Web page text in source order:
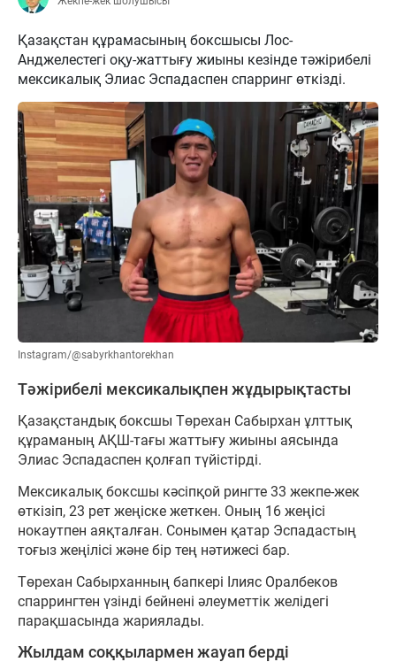
Қазақстан құрамасының боксшысы Лос-
Анджелестегі оқу-жаттығу жиыны кезінде тәжірибелі
мексикалық Элиас Эспадаспен спарринг өткізді.
Instagram/@sabyrkhantorekhan
Тәжірибелі мексикалықпен жұдырықтасты
Қазақстандық боксшы Төрехан Сабырхан ұлттық
құраманың АҚШ-тағы жаттығу жиыны аясында
Элиас Эспадаспен қолғап түйістірді.
Мексикалық боксшы кәсіпқой рингте 33 жекпе-жек
өткізіп, 23 рет жеңіске жеткен. Оның 16 жеңісі
нокаутпен аяқталған. Сонымен қатар Эспадастың
тоғыз жеңілісі және бір тең нәтижесі бар.
Төрехан Сабырханның бапкері Ілияс Оралбеков
спаррингтен үзінді бейнені әлеуметтік желідегі
парақшасында жариялады.
Жылдам соққылармен жауап берді